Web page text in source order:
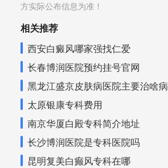
方实际公布信息为准！
相关推荐
西安白癜风哪家强找仁爱
长春博润医院预约挂号官网
黑龙江盛京皮肤病医院主要治啥病
太原银康专科费用
南京华厦白殿专科简介地址
长沙博润医院是专科医院吗
昆明复美白癫风专科在哪